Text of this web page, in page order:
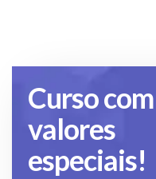
Curso com
valores
especiais!